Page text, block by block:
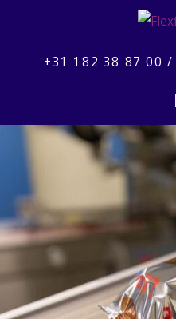
contenu+31 182 38 87 00 /